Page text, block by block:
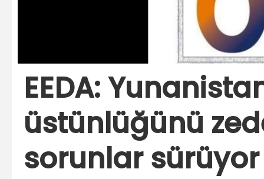
EEDA:
üstünlüğünü
sorunlar sürüyor